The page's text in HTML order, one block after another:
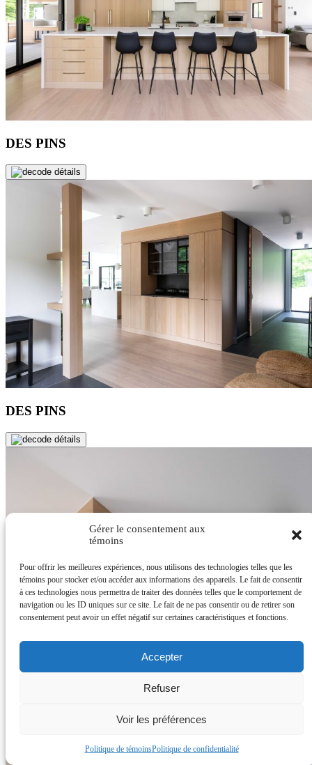
Gérer le consentement aux
témoins
Pour offrir les meilleures expériences, nous utilisons des technologies telles que les
témoins pour stocker et/ou accéder aux informations des appareils. Le fait de consentir
à ces technologies nous permettra de traiter des données telles que le comportement de
navigation ou les ID uniques sur ce site. Le fait de ne pas consentir ou de retirer son
consentement peut avoir un effet négatif sur certaines caractéristiques et fonctions.
Accepter
Refuser
Voir les préférences
Politique de témoinsPolitique de confidentialité
DES PINS
de détails
DES PINS
de détails